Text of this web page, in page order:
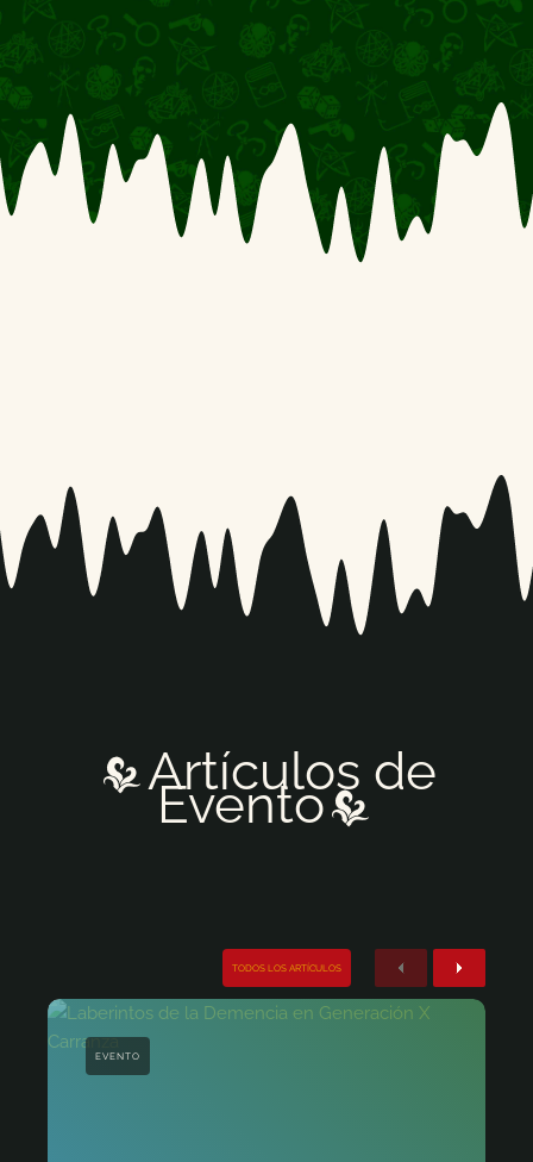
Artículos de
Evento
TODOS LOS ARTÍCULOS Anterior Siguiente
EVENTO